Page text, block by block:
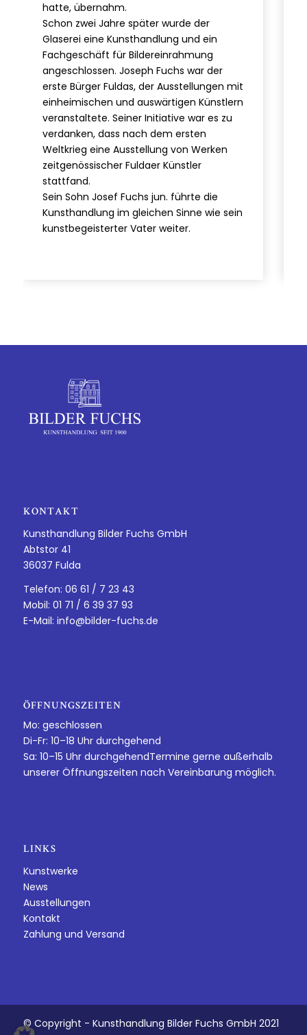
hatte, übernahm.
Schon zwei Jahre später wurde der
Glaserei eine Kunsthandlung und ein
Fachgeschäft für Bildereinrahmung
angeschlossen. Joseph Fuchs war der
erste Bürger Fuldas, der Ausstellungen mit
einheimischen und auswärtigen Künstlern
veranstaltete. Seiner Initiative war es zu
verdanken, dass nach dem ersten
Weltkrieg eine Ausstellung von Werken
zeitgenössischer Fuldaer Künstler
stattfand.
Sein Sohn Josef Fuchs jun. führte die
Kunsthandlung im gleichen Sinne wie sein
kunstbegeisterter Vater weiter.
KONTAKT
Kunsthandlung Bilder Fuchs GmbH
Abtstor 41
36037 Fulda
Telefon: 06 61 / 7 23 43
Mobil: 01 71 / 6 39 37 93
E-Mail: info@bilder-fuchs.de
ÖFFNUNGSZEITEN
Mo: geschlossen
Di-Fr: 10–18 Uhr durchgehend
Sa: 10–15 Uhr durchgehendTermine gerne außerhalb
unserer Öffnungszeiten nach Vereinbarung möglich.
LINKS
Kunstwerke
News
Ausstellungen
Kontakt
Zahlung und Versand
© Copyright - Kunsthandlung Bilder Fuchs GmbH 2021